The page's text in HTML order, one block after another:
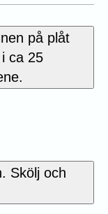
på plåt
ca 25
Skölj och